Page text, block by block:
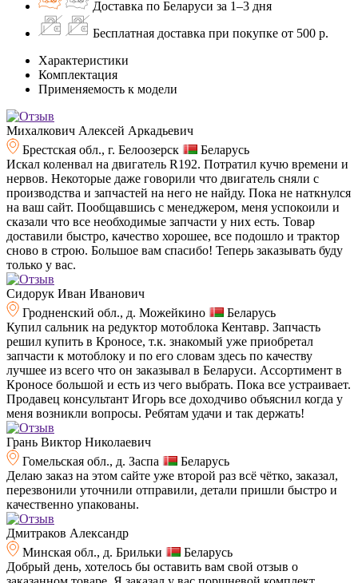
Доставка по Беларуси за 1–3 дня
Бесплатная доставка при покупке от 500 р.
Характеристики
Комплектация
Применяемость к модели
Михалкович Алексей Аркадьевич
Брестская обл., г. Белоозерск
Беларусь
Искал коленвал на двигатель R192. Потратил кучю времени и
нервов. Некоторые даже говорили что двигатель сняли с
производства и запчастей на него не найду. Пока не наткнулся
на ваш сайт. Пообщавшись с менеджером, меня успокоили и
сказали что все необходимые запчасти у них есть. Товар
доставили быстро, качество хорошее, все подошло и трактор
сново в строю. Большое вам спасибо! Теперь заказывать буду
только у вас.
Сидорук Иван Иванович
Гродненский обл., д. Можейкино
Беларусь
Купил сальник на редуктор мотоблока Кентавр. Запчасть
решил купить в Кроносе, т.к. знакомый уже приобретал
запчасти к мотоблоку и по его словам здесь по качеству
лучшее из всего что он заказывал в Беларуси. Ассортимент в
Кроносе большой и есть из чего выбрать. Пока все устраивает.
Продавец консультант Игорь все доходчиво объяснил когда у
меня возникли вопросы. Ребятам удачи и так держать!
Грань Виктор Николаевич
Гомельская обл., д. Заспа
Беларусь
Делаю заказ на этом сайте уже второй раз всё чётко, заказал,
перезвонили уточнили отправили, детали пришли быстро и
качественно упакованы.
Дмитраков Александр
Минская обл., д. Брильки
Беларусь
Добрый день, хотелось бы оставить вам свой отзыв о